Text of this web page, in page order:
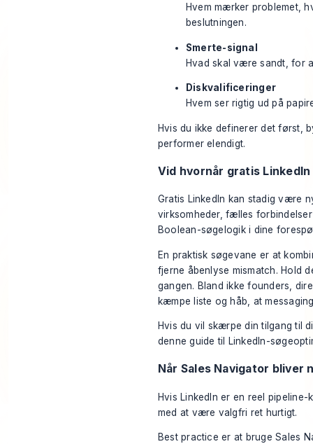
Hvem mærker problemet,
beslutningen.
Smerte-signal
Hvad skal være sandt, for
Diskvalificeringer
Hvem ser rigtig ud på
Hvis du ikke definerer det først,
performer elendigt.
Vid hvornår gratis
Gratis LinkedIn kan stadig være
virksomheder, fælles
Boolean-søgelogik i dine
En praktisk søgevane er at
fjerne åbenlyse mismatch. Hold
gangen. Bland ikke founders,
kæmpe liste og håb, at
Hvis du vil skærpe din tilgang til
denne guide til
LinkedIn-
Når Sales Navigator bliver
Hvis LinkedIn er en reel
med at være valgfri ret hurtigt.
Best practice er at bruge Sales